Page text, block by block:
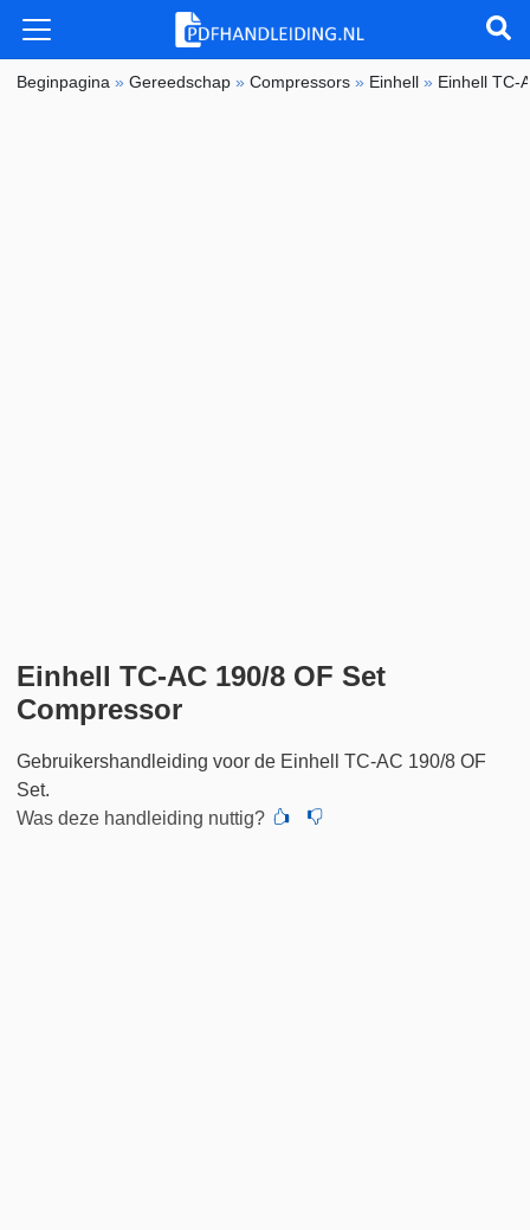
Beginpagina »Gereedschap »Compressors » Einhell » Einhell TC-
Einhell TC-AC 190/8 OF Set
Compressor
Gebruikershandleiding voor de Einhell TC-AC 190/8 OF
Set.
Was deze handleiding nuttig?